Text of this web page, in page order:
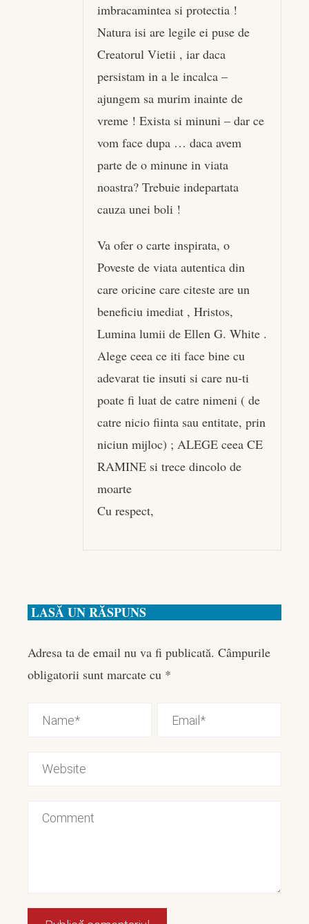
imbracamintea si protectia !
Natura isi are legile ei puse de
Creatorul Vietii , iar daca
persistam in a le incalca –
ajungem sa murim inainte de
vreme ! Exista si minuni – dar ce
vom face dupa … daca avem
parte de o minune in viata
noastra? Trebuie indepartata
cauza unei boli !
Va ofer o carte inspirata, o
Poveste de viata autentica din
care oricine care citeste are un
beneficiu imediat , Hristos,
Lumina lumii de Ellen G. White .
Alege ceea ce iti face bine cu
adevarat tie insuti si care nu-ti
poate fi luat de catre nimeni ( de
catre nicio fiinta sau entitate, prin
niciun mijloc) ; ALEGE ceea CE
RAMINE si trece dincolo de
moarte
Cu respect,
LASĂ UN RĂSPUNS
Adresa ta de email nu va fi publicată. Câmpurile
obligatorii sunt marcate cu *